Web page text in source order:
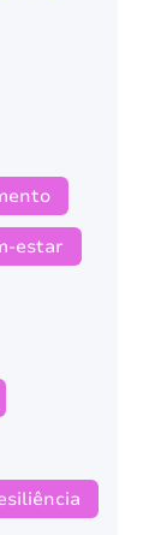
estar